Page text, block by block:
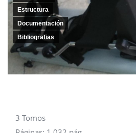
Estructura
Documentación
Bibliografias
3 Tomos